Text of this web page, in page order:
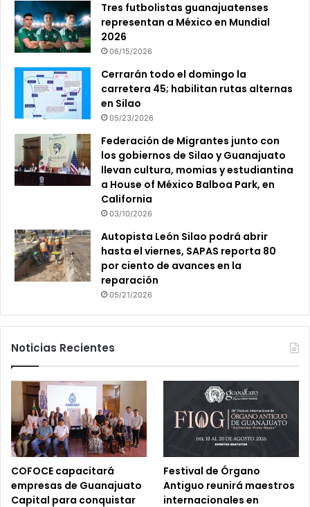
Tres futbolistas guanajuatenses
representan a México en Mundial
2026
06/15/2026
Cerrarán todo el domingo la
carretera 45; habilitan rutas alternas
en Silao
05/23/2026
Federación de Migrantes junto con
los gobiernos de Silao y Guanajuato
llevan cultura, momias y estudiantina
a House of México Balboa Park, en
California
03/10/2026
Autopista León Silao podrá abrir
hasta el viernes, SAPAS reporta 80
por ciento de avances en la
reparación
05/21/2026
Noticias Recientes
COFOCE capacitará
empresas de Guanajuato
Capital para conquistar
Festival de Órgano
Antiguo reunirá maestros
internacionales en